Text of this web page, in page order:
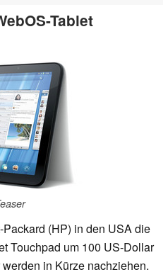
Tablet
(HP) in den USA die
Touchpad um 100 US-Dollar
in Kürze nachziehen.